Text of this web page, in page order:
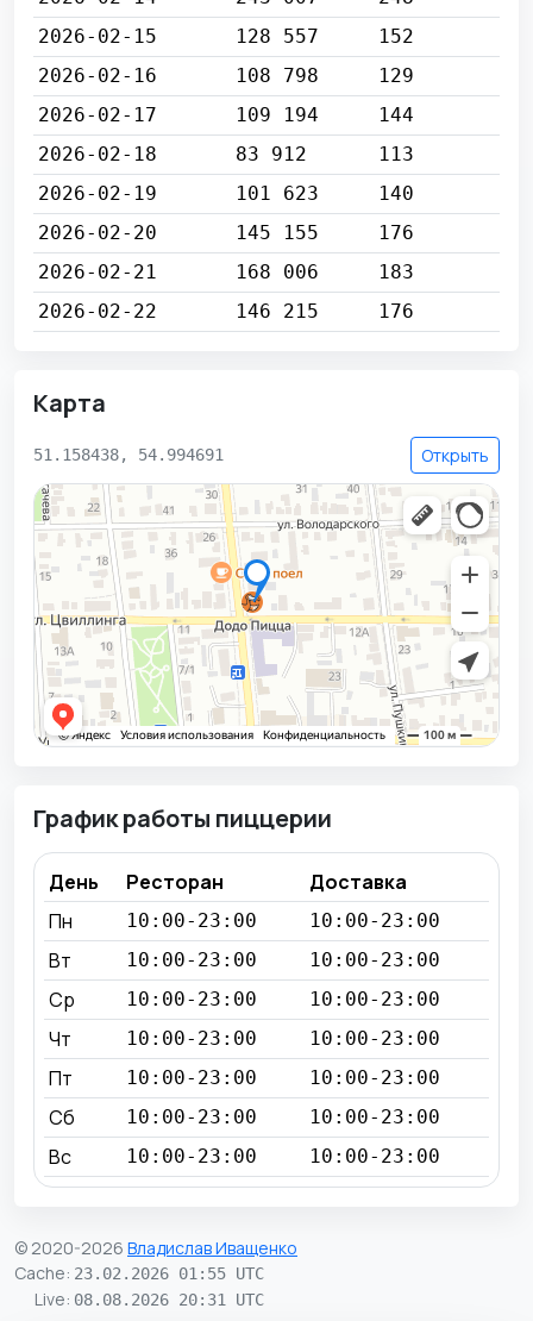
2026-02-15
128 557
152
2026-02-16
108 798
129
2026-02-17
109 194
144
2026-02-18
83 912
113
2026-02-19
101 623
140
2026-02-20
145 155
176
2026-02-21
168 006
183
2026-02-22
146 215 176
Карта
51.158438, 54.994691 Открыть
График работы пиццерии
День Ресторан
Доставка
Пн
10:00-23:00 10:00-23:00
Вт 10:00-23:00 10:00-23:00
Ср 10:00-23:00 10:00-23:00
Чт 10:00-23:00 10:00-23:00
Пт 10:00-23:00 10:00-23:00
Сб 10:00-23:00 10:00-23:00
Вс 10:00-23:00 10:00-23:00
© 2020-2026 Владислав Иващенко
Cache: 23.02.2026 01:55 UTC
Live: 08.08.2026 20:31 UTC